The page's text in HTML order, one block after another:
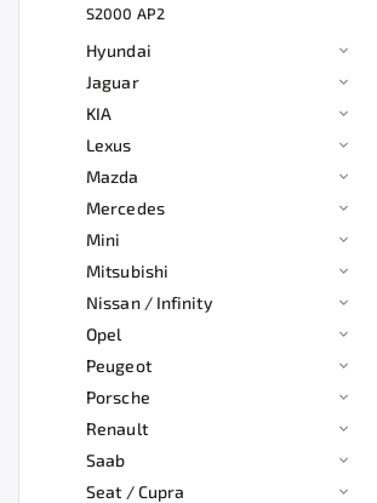
S2000 AP2
Hyundai
Jaguar
KIA
Lexus
Mazda
Mercedes
Mini
Mitsubishi
Nissan / Infinity
Opel
Peugeot
Porsche
Renault
Saab
Seat / Cupra